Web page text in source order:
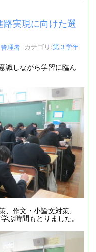
実現に向けた選
理者 カテゴリ:第３学年
識しながら学習に臨ん
作文・小論文対策、
ぶ時間もとりました。